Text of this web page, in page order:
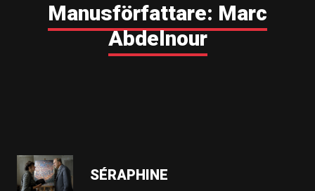
Manusförfattare: Marc
Abdelnour
SÉRAPHINE